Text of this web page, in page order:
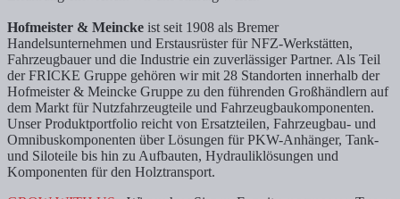
Hofmeister & Meincke ist seit 1908 als Bremer
Handelsunternehmen und Erstausrüster für NFZ-Werkstätten,
Fahrzeugbauer und die Industrie ein zuverlässiger Partner. Als Teil
der FRICKE Gruppe gehören wir mit 28 Standorten innerhalb der
Hofmeister & Meincke Gruppe zu den führenden Großhändlern auf
dem Markt für Nutzfahrzeugteile und Fahrzeugbaukomponenten.
Unser Produktportfolio reicht von Ersatzteilen, Fahrzeugbau- und
Omnibuskomponenten über Lösungen für PKW-Anhänger, Tank-
und Siloteile bis hin zu Aufbauten, Hydrauliklösungen und
Komponenten für den Holztransport.